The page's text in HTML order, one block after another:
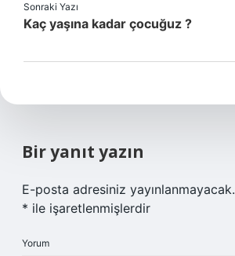
Sonraki Yazı
Kaç yaşına kadar çocuğuz ?
Bir yanıt yazın
E-posta adresiniz yayınlanmayacak.
* ile işaretlenmişlerdir
Yorum